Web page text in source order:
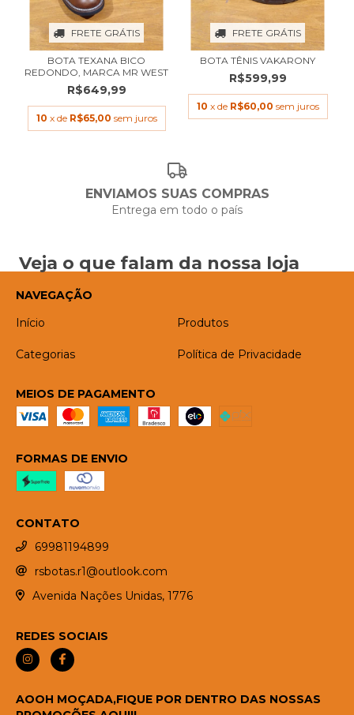
FRETE GRÁTIS
BOTA TEXANA BICO
REDONDO, MARCA MR WEST
R$649,99
10 x de R$65,00 sem juros
FRETE GRÁTIS
BOTA TÊNIS VAKARONY
R$599,99
10 x de R$60,00 sem juros
ENVIAMOS SUAS COMPRAS
Entrega em todo o país
Veja o que falam da nossa loja
NAVEGAÇÃO
Início
Produtos
Categorias Política de Privacidade
MEIOS DE PAGAMENTO
FORMAS DE ENVIO
CONTATO
69981194899
rsbotas.r1@outlook.com
Avenida Nações Unidas, 1776
REDES SOCIAIS
AOOH MOÇADA,FIQUE POR DENTRO DAS NOSSAS